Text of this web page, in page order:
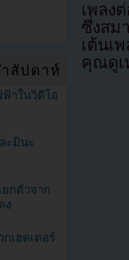
เพลง
ซึ่งสม
เต้นเ
คุณดูเ
สัปดาห์
าในวิดีโอ
ะมินะ
ยกตัวจาก
ง
เฮดเตอร์